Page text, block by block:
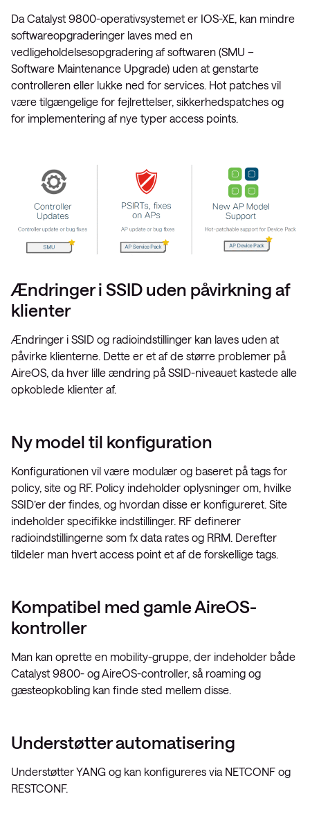
Da Catalyst 9800-operativsystemet er IOS-XE, kan mindre
softwareopgraderinger laves med en
vedligeholdelsesopgradering af softwaren (SMU –
Software Maintenance Upgrade) uden at genstarte
controlleren eller lukke ned for services. Hot patches vil
være tilgængelige for fejlrettelser, sikkerhedspatches og
for implementering af nye typer access points.
Ændringer i SSID uden påvirkning af
klienter
Ændringer i SSID og radioindstillinger kan laves uden at
påvirke klienterne. Dette er et af de større problemer på
AireOS, da hver lille ændring på SSID-niveauet kastede alle
opkoblede klienter af.
Ny model til konfiguration
Konfigurationen vil være modulær og baseret på tags for
policy, site og RF. Policy indeholder oplysninger om, hvilke
SSID’er der findes, og hvordan disse er konfigureret. Site
indeholder specifikke indstillinger. RF definerer
radioindstillingerne som fx data rates og RRM. Derefter
tildeler man hvert access point et af de forskellige tags.
Kompatibel med gamle AireOS-
kontroller
Man kan oprette en mobility-gruppe, der indeholder både
Catalyst 9800- og AireOS-controller, så roaming og
gæsteopkobling kan finde sted mellem disse.
Understøtter automatisering
Understøtter YANG og kan konfigureres via NETCONF og
RESTCONF.